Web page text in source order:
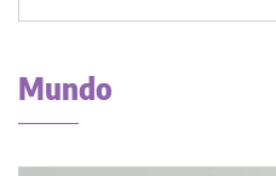
Mundo